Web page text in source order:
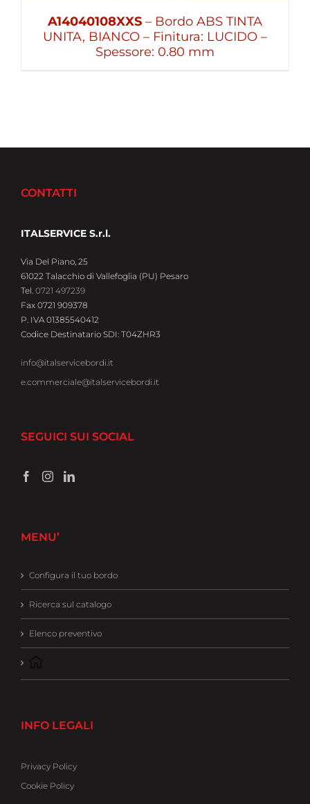
A14040108XXS – Bordo ABS TINTA
UNITA, BIANCO – Finitura: LUCIDO –
Spessore: 0.80 mm
CONTATTI
ITALSERVICE S.r.l.
Via Del Piano, 25
61022 Talacchio di Vallefoglia (PU) Pesaro
Tel. 0721 497239
Fax 0721 909378
P. IVA 01385540412
Codice Destinatario SDI: T04ZHR3
info@italservicebordi.it
e.commerciale@italservicebordi.it
SEGUICI SUI SOCIAL
MENU’
Configura il tuo bordo
Ricerca sul catalogo
Elenco preventivo
INFO LEGALI
Privacy Policy
Cookie Policy